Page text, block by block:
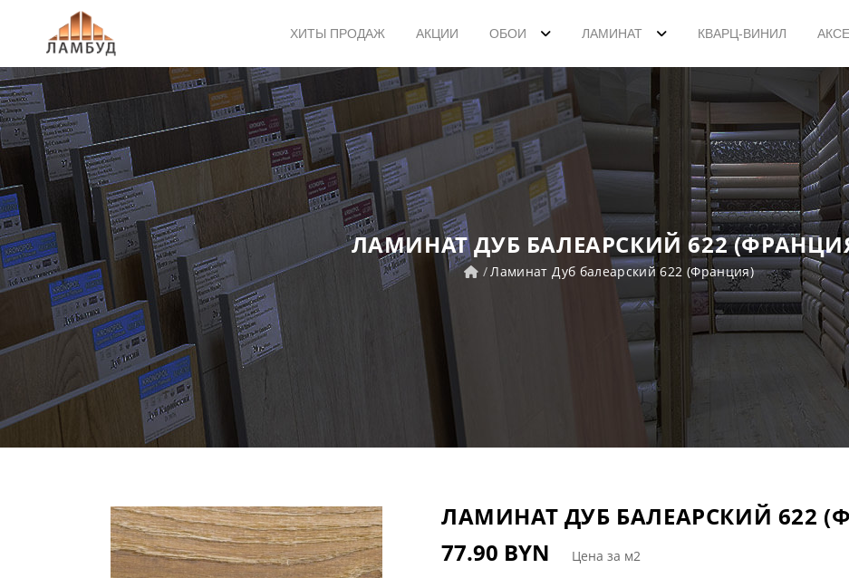
ХИТЫ ПРОДАЖ АКЦИИ ОБОИ ЛАМИНАТ КВАРЦ-ВИНИЛ
ЛАМИНАТ ДУБ БАЛЕАРСКИЙ 622
Ламинат Дуб балеарский 622 (Франция)
ЛАМИНАТ ДУБ БАЛЕАРСКИЙ 622
77.90 BYN
Цена за м2